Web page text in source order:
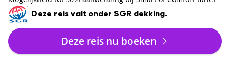
Deze reis valt onder SGR dekking.
Deze reis nu boeken